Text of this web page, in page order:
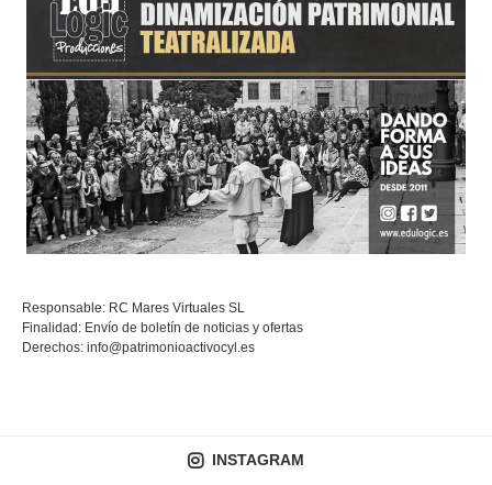
Responsable: RC Mares Virtuales SL
Finalidad: Envío de boletín de noticias y ofertas
Derechos: info@patrimonioactivocyl.es
INSTAGRAM